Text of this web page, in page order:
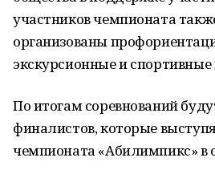
участников чемпионата
организованы
экскурсионные и
По итогам соревнований
финалистов, которые
чемпионата «Абилимпикс» в